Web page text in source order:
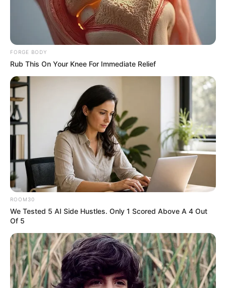
Arthritis! Try It!
FORGE BODY
Stop Waiting In Line: The 87¢ Generic Viagra Is
Actually "Self-Serve" In Aisle 7
FRIDAY PLANS
FORGE BODY
Rub This On Your Knee For Immediate Relief
ROOM30
We Tested 5 AI Side Hustles. Only 1 Scored Above A 4 Out
Of 5